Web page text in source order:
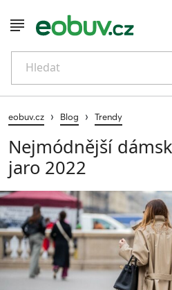
Hledat
eobuv.cz › Blog › Trendy
Nejmódnější
jaro 2022